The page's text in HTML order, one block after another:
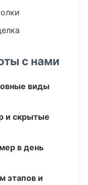
с нами
виды
и скрытые
в день
этапов и